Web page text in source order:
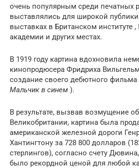
очень популярным среди печатных
выставлялись для широкой
выставках в Британском институте
академии и других местах.
В 1919 году картина вдохновила
кинопродюсера Фридриха
создание своего дебютного фильма
Мальчик в синем ).
В результате, вызвав возмущение
Великобритании, картина была
американской железной дороги
Хантингтону за 728 800 долларов
стерлингов), согласно счету
было рекордной ценой для любой